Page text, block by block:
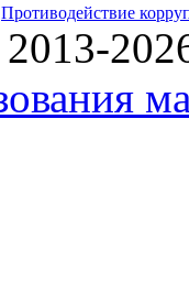
Противодействие